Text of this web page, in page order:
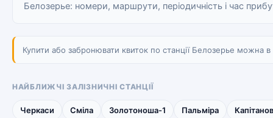
Белозерье: номери, маршрути, періодичність і час
Купити або забронювати квиток по станції Белозерье можна в
НАЙБЛИЖЧІ ЗАЛІЗНИЧНІ СТАНЦІЇ
Черкаси Сміла Золотоноша-1 Пальміра